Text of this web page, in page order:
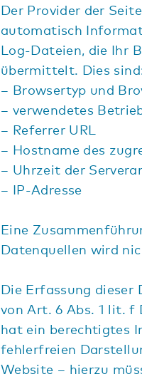
Der Provider der
automatisch
Log-Dateien, die Ihr
übermittelt. Dies
Browsertyp und
verwendetes
Referrer URL
Hostname des
Uhrzeit der
IP-Adresse
Eine
Datenquellen wird
Die Erfassung
von Art. 6 Abs. 1 lit. f
hat ein berechtigtes
fehlerfreien
Website – hierzu